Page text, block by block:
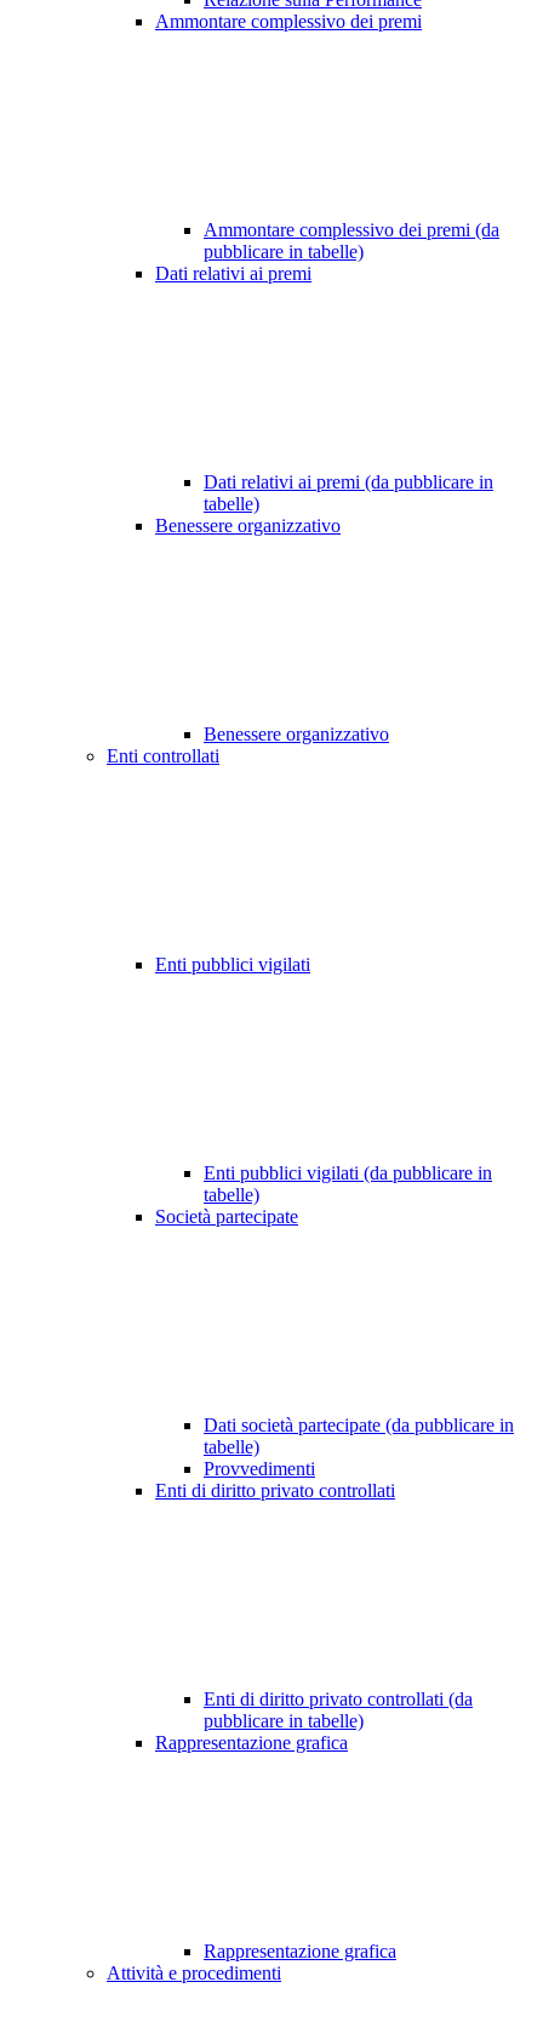
Ammontare complessivo dei premi
Ammontare complessivo dei premi (da
pubblicare in tabelle)
Dati relativi ai premi
Dati relativi ai premi (da pubblicare in
tabelle)
Benessere organizzativo
Benessere organizzativo
Enti controllati
Enti pubblici vigilati
Enti pubblici vigilati (da pubblicare in
tabelle)
Società partecipate
Dati società partecipate (da pubblicare in
tabelle)
Provvedimenti
Enti di diritto privato controllati
Enti di diritto privato controllati (da
pubblicare in tabelle)
Rappresentazione grafica
Rappresentazione grafica
Attività e procedimenti